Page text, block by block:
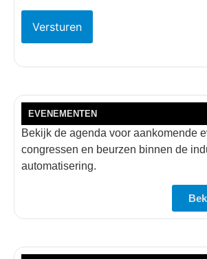
EVENEMENTEN
Bekijk de agenda voor aankomende
congressen en beurzen binnen de
automatisering.